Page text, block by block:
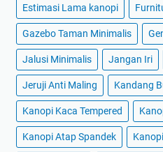
Estimasi Lama kanopi
Gazebo Taman Minimalis
Jalusi Minimalis Jangan Iri
Jeruji Anti Maling Kandang
Kanopi Kaca Tempered
Kanopi Atap Spandek